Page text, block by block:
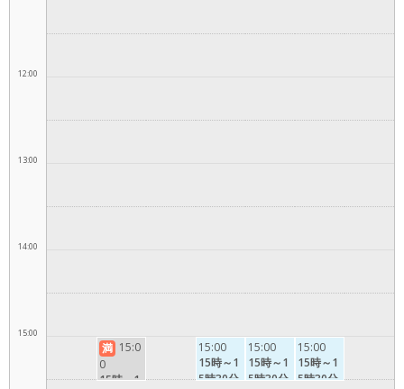
12:00
13:00
14:00
15:00
満 15:0
0
15時～1
15:00
15時～1
5時30分
15:00
15時～1
5時30分
15:00
15時～1
5時30分